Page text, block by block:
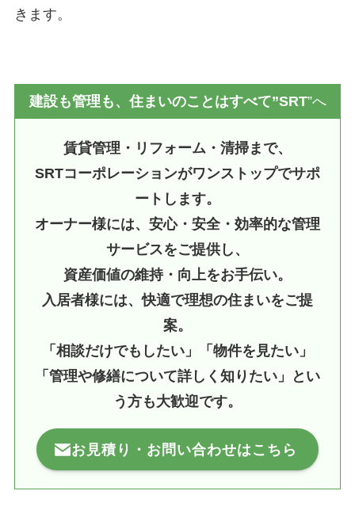
きます。
建設も管理も、住まいのことはすべて”SRT”へ
賃貸管理・リフォーム・清掃まで、
SRTコーポレーションがワンストップでサポ
ートします。
オーナー様には、安心・安全・効率的な管理
サービスをご提供し、
資産価値の維持・向上をお手伝い。
入居者様には、快適で理想の住まいをご提
案。
「相談だけでもしたい」「物件を見たい」
「管理や修繕について詳しく知りたい」とい
う方も大歓迎です。
お見積り・お問い合わせはこちら